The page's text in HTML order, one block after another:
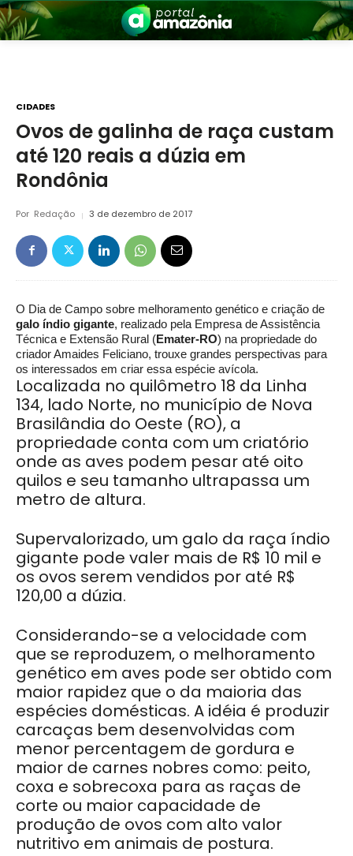
Amazônia
CIDADES
Ovos de galinha de raça custam
até 120 reais a dúzia em
Rondônia
Por Redação 3 de dezembro de 2017
O Dia de Campo sobre melhoramento genético e criação de
galo índio gigante, realizado pela Empresa de Assistência
Técnica e Extensão Rural (Emater-RO) na propriedade do
criador Amaides Feliciano, trouxe grandes perspectivas para
os interessados em criar essa espécie avícola.
Localizada no quilômetro 18 da Linha
134, lado Norte, no município de Nova
Brasilândia do Oeste (RO), a
propriedade conta com um criatório
onde as aves podem pesar até oito
quilos e seu tamanho ultrapassa um
metro de altura.
Supervalorizado, um galo da raça índio
gigante pode valer mais de R$ 10 mil e
os ovos serem vendidos por até R$
120,00 a dúzia.
Considerando-se a velocidade com
que se reproduzem, o melhoramento
genético em aves pode ser obtido com
maior rapidez que o da maioria das
espécies domésticas. A idéia é produzir
carcaças bem desenvolvidas com
menor percentagem de gordura e
maior de carnes nobres como: peito,
coxa e sobrecoxa para as raças de
corte ou maior capacidade de
produção de ovos com alto valor
nutritivo em animais de postura.